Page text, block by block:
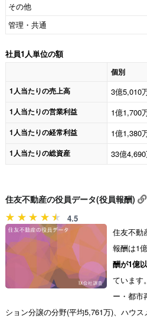
その他
管理・共通
社員1人単位の額
個別
1人当たりの売上高
3億5,010
1人当たりの営業利益 1億1,700
1人当たりの経常利益 1億1,380
1人当たりの総資産 33億
住友不動産の役員データ(役員報酬)
4.5
住友不動
報酬は1
酬が1億
ています
ー・都市
ション分譲の分野(平均5,761万)、ハウ